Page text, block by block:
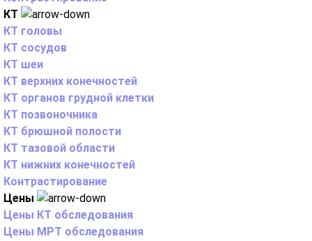
КТ
КТ головы
КТ сосудов
КТ шеи
КТ верхних конечностей
КТ органов грудной клетки
КТ позвоночника
КТ брюшной полости
КТ тазовой области
КТ нижних конечностей
Контрастирование
Цены
Цены КТ обследования
Цены МРТ обследования